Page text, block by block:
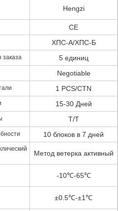
Hengzi
CE
ХПС-А/ХПС-Б
заказа 5 единиц
Negotiable
1 PCS/CTN
15-30 Дней
T/T
10 блоков в 7 дней
Метод ветерка активный
-10℃-65℃
±0.5℃-±1℃